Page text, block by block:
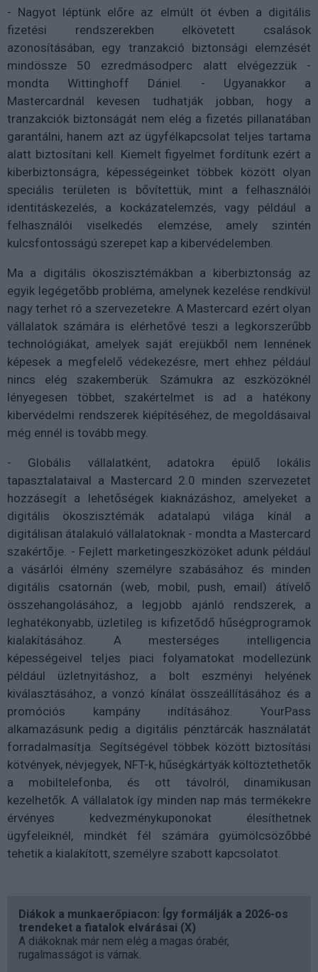
- Nagyot léptünk előre az elmúlt öt évben a digitális
fizetési rendszerekben elkövetett csalások
azonosításában, egy tranzakció biztonsági elemzését
mindössze 50 ezredmásodperc alatt elvégezzük -
mondta Wittinghoff Dániel. - Ugyanakkor a
Mastercardnál kevesen tudhatják jobban, hogy a
tranzakciók biztonságát nem elég a fizetés pillanatában
garantálni, hanem azt az ügyfélkapcsolat teljes tartama
alatt biztosítani kell. Kiemelt figyelmet fordítunk ezért a
kiberbiztonságra, képességeinket többek között olyan
speciális területen is bővítettük, mint a felhasználói
identitáskezelés, a kockázatelemzés, vagy például a
felhasználói viselkedés elemzése, amely szintén
kulcsfontosságú szerepet kap a kibervédelemben.
Ma a digitális ökoszisztémákban a kiberbiztonság az
egyik legégetőbb probléma, amelynek kezelése rendkívül
nagy terhet ró a szervezetekre. A Mastercard ezért olyan
vállalatok számára is elérhetővé teszi a legkorszerűbb
technológiákat, amelyek saját erejükből nem lennének
képesek a megfelelő védekezésre, mert ehhez például
nincs elég szakemberük. Számukra az eszközöknél
lényegesen többet, szakértelmet is ad a hatékony
kibervédelmi rendszerek kiépítéséhez, de megoldásaival
még ennél is tovább megy.
- Globális vállalatként, adatokra épülő lokális
tapasztalataival a Mastercard 2.0 minden szervezetet
hozzásegít a lehetőségek kiaknázáshoz, amelyeket a
digitális ökoszisztémák adatalapú világa kínál a
digitálisan átalakuló vállalatoknak - mondta a Mastercard
szakértője. - Fejlett marketingeszközöket adunk például
a vásárlói élmény személyre szabásához és minden
digitális csatornán (web, mobil, push, email) átívelő
összehangolásához, a legjobb ajánló rendszerek, a
leghatékonyabb, üzletileg is kifizetődő hűségprogramok
kialakításához. A mesterséges intelligencia
képességeivel teljes piaci folyamatokat modellezünk
például üzletnyitáshoz, a bolt eszményi helyének
kiválasztásához, a vonzó kínálat összeállításához és a
promóciós kampány indításához. YourPass
alkamazásunk pedig a digitális pénztárcák használatát
forradalmasítja. Segítségével többek között biztosítási
kötvények, névjegyek, NFT-k, hűségkártyák költöztethetők
a mobiltelefonba, és ott távolról, dinamikusan
kezelhetők. A vállalatok így minden nap más termékekre
érvényes kedvezménykuponokat élesíthetnek
ügyfeleiknél, mindkét fél számára gyümölcsözőbbé
tehetik a kialakított, személyre szabott kapcsolatot.
Diákok a munkaerőpiacon: Így formálják a 2026-os
trendeket a fiatalok elvárásai (X)
A diákoknak már nem elég a magas órabér,
rugalmasságot is várnak.